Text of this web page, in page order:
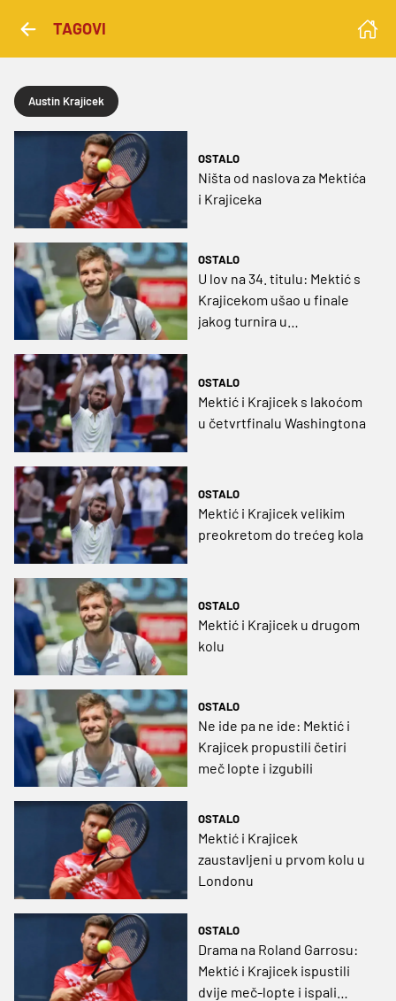
TAGOVI
Austin Krajicek
OSTALO
Ništa od naslova za Mektića
i Krajiceka
OSTALO
U lov na 34. titulu: Mektić s
Krajicekom ušao u finale
jakog turnira u
OSTALO
Mektić i Krajicek s lakoćom
u četvrtfinalu Washingtona
OSTALO
Mektić i Krajicek velikim
preokretom do trećeg kola
OSTALO
Mektić i Krajicek u drugom
kolu
OSTALO
Ne ide pa ne ide: Mektić i
Krajicek propustili četiri
meč lopte i izgubili
OSTALO
Mektić i Krajicek
zaustavljeni u prvom kolu u
Londonu
OSTALO
Drama na Roland Garrosu:
Mektić i Krajicek ispustili
dvije meč-lopte i ispali